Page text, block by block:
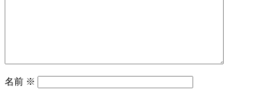
名前 ※